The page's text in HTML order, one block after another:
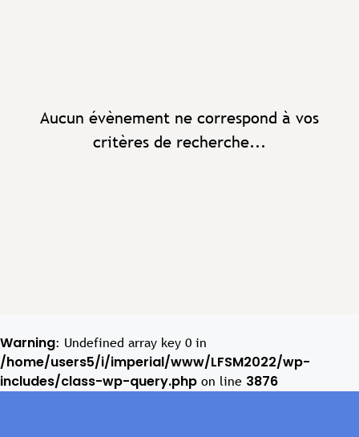
Aucun évènement ne correspond à vos
critères de recherche...
Warning: Undefined array key 0 in
/home/users5/i/imperial/www/LFSM2022/wp-
includes/class-wp-query.php on line 3876